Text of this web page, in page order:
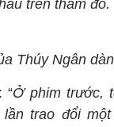
trên thảm đỏ.
Thúy Ngân
“Ở phim trước,
trao đổi